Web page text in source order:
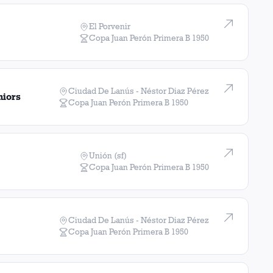
2
2
El Porvenir
Copa Juan Perón Primera B 1950
Ciudad De Lanús - Néstor Diaz Pérez
Copa Juan Perón Primera B 1950
Unión (sf)
Copa Juan Perón Primera B 1950
Ciudad De Lanús - Néstor Diaz Pérez
Copa Juan Perón Primera B 1950